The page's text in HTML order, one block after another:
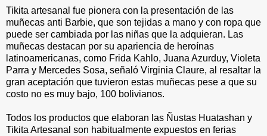
Tikita artesanal fue pionera con la presentación de las
muñecas anti Barbie, que son tejidas a mano y con ropa que
puede ser cambiada por las niñas que la adquieran. Las
muñecas destacan por su apariencia de heroínas
latinoamericanas, como Frida Kahlo, Juana Azurduy, Violeta
Parra y Mercedes Sosa, señaló Virginia Claure, al resaltar la
gran aceptación que tuvieron estas muñecas pese a que su
costo no es muy bajo, 100 bolivianos.
Todos los productos que elaboran las Ñustas Huatashan y
Tikita Artesanal son habitualmente expuestos en ferias